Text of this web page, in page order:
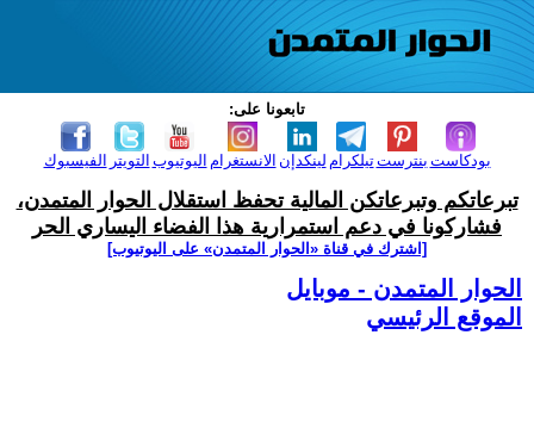
تابعونا على:
الفيسبوك التويتر اليوتيوب الانستغرام لينكدإن تيلكرامبنترست بودكاست
تبرعاتكم وتبرعاتكن المالية تحفظ استقلال الحوار المتمدن،
فشاركونا في دعم استمرارية هذا الفضاء اليساري الحر
[اشترك في قناة ‫«الحوار المتمدن» على اليوتيوب]
الحوار المتمدن - موبايل
الموقع الرئيسي